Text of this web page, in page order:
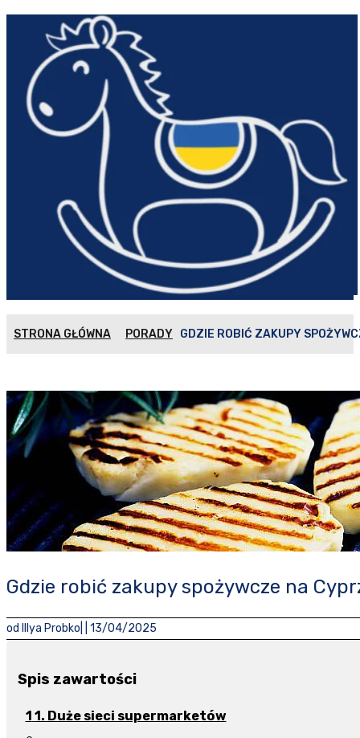
STRONA GŁÓWNA PORADY GDZIE ROBIĆ ZAKUPY
Gdzie robić zakupy spożywcze na
od Illya Probko 13/04/2025
Spis zawartości
1. Duże sieci supermarketów